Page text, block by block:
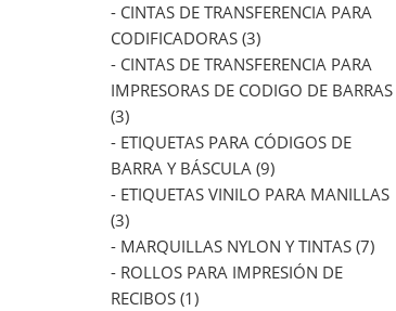
- CINTAS DE TRANSFERENCIA PARA
CODIFICADORAS (3)
- CINTAS DE TRANSFERENCIA PARA
IMPRESORAS DE CODIGO DE BARRAS
(3)
- ETIQUETAS PARA CÓDIGOS DE
BARRA Y BÁSCULA (9)
- ETIQUETAS VINILO PARA MANILLAS
(3)
- MARQUILLAS NYLON Y TINTAS (7)
- ROLLOS PARA IMPRESIÓN DE
RECIBOS (1)